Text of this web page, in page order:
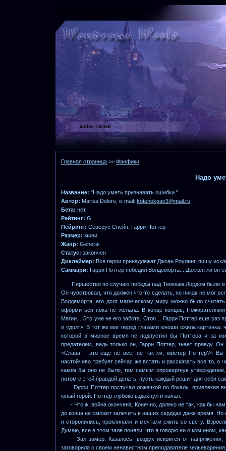
online: гостей
Главная страница >> Фанфики
Надо
Название: "Надо уметь признавать ошибки."
Автор: Marisa Delore, e-mail: kotenokgav3@mail.ru
Бета: нет
Рейтинг: G
Пейринг: Северус Снейп, Гарри Поттер
Размер: мини
Жанр: General
Статус: закончен
Диклеймер: Все герои принадлежат Джоан Роулинг, пишу
Саммари: Гарри Поттер победил Волдеморта... Должен ли
Пиршество по случаю победы над Темным Лордом было в
Он чувствовал, что должен что-то сделать, но никак не мог
Волдеморта, его долг магическому миру можно было
оформиться пока не желала. В конце концов,
Магии... Это уже не его забота. Стоп… Гарри Поттер еще раз
и «долг». В тот же миг перед глазами юноши ожила
которой в мирное время не подпустил бы Поттера и за
предателем, ведь только он, Гарри Поттер, знает правду.
«Слава – это еще не все, не так ли, мистер Поттер?» Вы
настойчиво требует сейчас же встать и рассказать все то,
каким бы оно не было, тем самым опровергнув
потом с этой правдой делать, пусть каждый решит для себя
Гарри Поттер постучал ложечкой по бокалу, привлекая
юный герой. Поттер глубоко вздохнул и начал:
- Что ж, война окончена. Конечно, далеко не так, как бы
до конца не сможет залечить в наших сердцах даже время. Но
и сторонились, проклинали и мечтали сжить со свету.
Думаю, все в этом зале поняли, что я говорю ни о ком ином,
Зал замер. Казалось, воздух искрится от напряжения,
заговорила о своем ненавистном преподавателе